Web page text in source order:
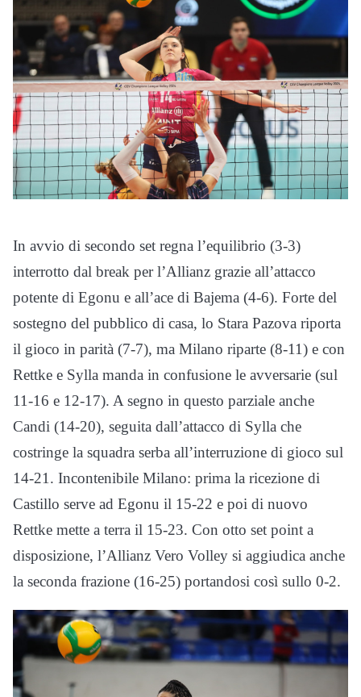
In avvio di secondo set regna l’equilibrio (3-3)
interrotto dal break per l’Allianz grazie all’attacco
potente di Egonu e all’ace di Bajema (4-6). Forte del
sostegno del pubblico di casa, lo Stara Pazova riporta
il gioco in parità (7-7), ma Milano riparte (8-11) e con
Rettke e Sylla manda in confusione le avversarie (sul
11-16 e 12-17). A segno in questo parziale anche
Candi (14-20), seguita dall’attacco di Sylla che
costringe la squadra serba all’interruzione di gioco sul
14-21. Incontenibile Milano: prima la ricezione di
Castillo serve ad Egonu il 15-22 e poi di nuovo
Rettke mette a terra il 15-23. Con otto set point a
disposizione, l’Allianz Vero Volley si aggiudica anche
la seconda frazione (16-25) portandosi così sullo 0-2.